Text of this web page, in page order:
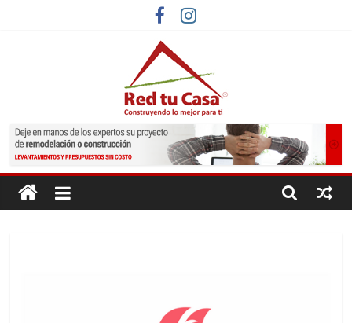
Red
Tu
Casa